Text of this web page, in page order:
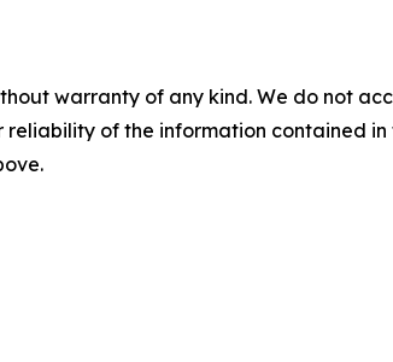
warranty of any kind. We do not
reliability of the information contained